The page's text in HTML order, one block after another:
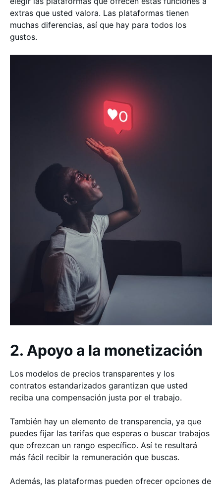
extras que usted valora. Las plataformas tienen
muchas diferencias, así que hay para todos los
gustos.
2. Apoyo a la monetización
Los modelos de precios transparentes y los
contratos estandarizados garantizan que usted
reciba una compensación justa por el trabajo.
También hay un elemento de transparencia, ya que
puedes fijar las tarifas que esperas o buscar trabajos
que ofrezcan un rango específico. Así te resultará
más fácil recibir la remuneración que buscas.
Además, las plataformas pueden ofrecer opciones de